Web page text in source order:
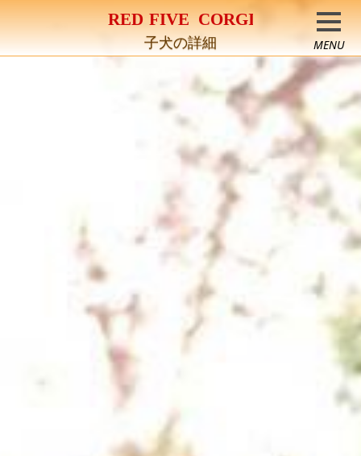
子犬の詳細
コーギー専門犬舎
MENU